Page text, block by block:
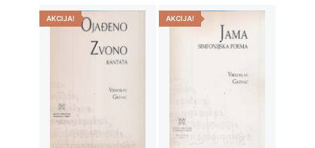
€12,00.
AKCIJA! AKCIJA!